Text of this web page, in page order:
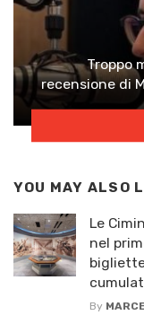
Troppo
recensione di
YOU MAY ALSO
Le
nel
By